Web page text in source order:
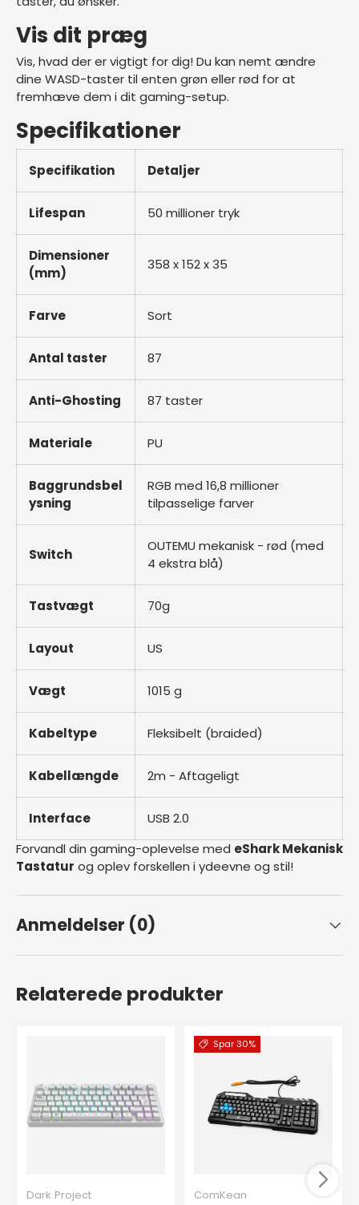
Vis dit præg
Vis, hvad der er vigtigt for dig! Du kan nemt ændre
dine WASD-taster til enten grøn eller rød for at
fremhæve dem i dit gaming-setup.
Specifikationer
Specifikation Detaljer
Lifespan 50 millioner tryk
Dimensioner
(mm)
358 x 152 x 35
Farve Sort
Antal taster 87
Anti-Ghosting 87 taster
Materiale PU
Baggrundsbel
ysning
RGB med 16,8 millioner
tilpasselige farver
Switch
OUTEMU mekanisk - rød (med
4 ekstra blå)
Tastvægt 70g
Layout US
Vægt 1015 g
Kabeltype Fleksibelt (braided)
Kabellængde 2m - Aftageligt
Interface
USB 2.0
Forvandl din gaming-oplevelse med eShark Mekanisk
Tastatur og oplev forskellen i ydeevne og stil!
Anmeldelser (0)
Relaterede produkter
Dark Project
Spar 30%
ComKean